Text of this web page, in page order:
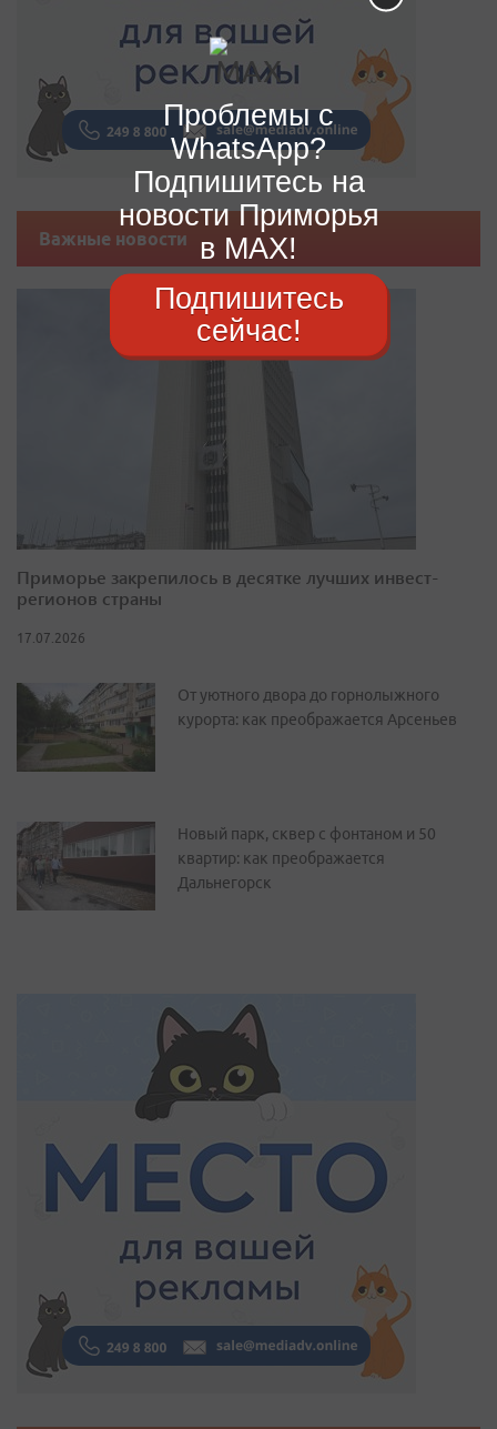
Важные новости
Приморье закрепилось в десятке лучших инвест-
регионов страны
17.07.2026
От уютного двора до горнолыжного
курорта: как преображается Арсеньев
Новый парк, сквер с фонтаном и 50
квартир: как преображается
Дальнегорск
Проблемы с
WhatsApp?
Подпишитесь на
новости Приморья
в MAX!
Подпишитесь
сейчас!